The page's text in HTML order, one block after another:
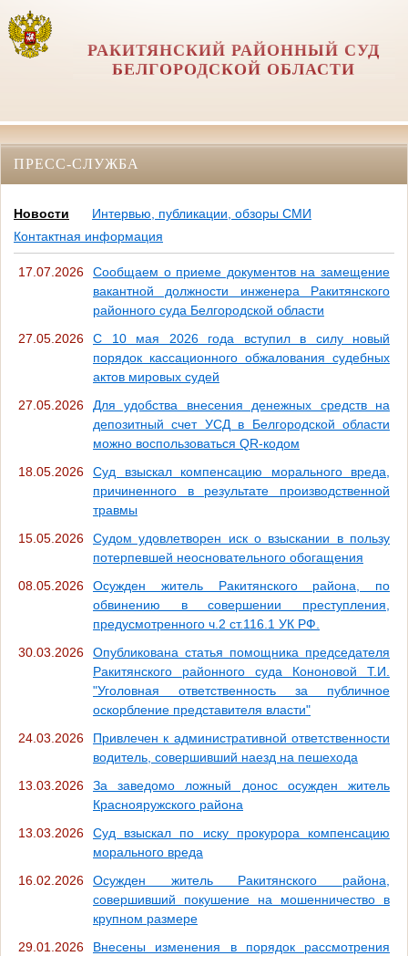
РАКИТЯНСКИЙ РАЙОННЫЙ СУД
БЕЛГОРОДСКОЙ ОБЛАСТИ
ПРЕСС-СЛУЖБА
Новости
Интервью, публикации, обзоры СМИ
Контактная информация
17.07.2026
Сообщаем о приеме документов на замещение
вакантной должности инженера Ракитянского
районного суда Белгородской области
27.05.2026
С 10 мая 2026 года вступил в силу новый
порядок кассационного обжалования судебных
актов мировых судей
27.05.2026
Для удобства внесения денежных средств на
депозитный счет УСД в Белгородской области
можно воспользоваться QR-кодом
18.05.2026
Суд взыскал компенсацию морального вреда,
причиненного в результате производственной
травмы
15.05.2026
Судом удовлетворен иск о взыскании в пользу
потерпевшей неосновательного обогащения
08.05.2026
Осужден житель Ракитянского района, по
обвинению в совершении преступления,
предусмотренного ч.2 ст.116.1 УК РФ.
30.03.2026
Опубликована статья помощника председателя
Ракитянского районного суда Кононовой Т.И.
"Уголовная ответственность за публичное
оскорбление представителя власти"
24.03.2026
Привлечен к административной ответственности
водитель, совершивший наезд на пешехода
13.03.2026
За заведомо ложный донос осужден житель
Краснояружского района
13.03.2026
Суд взыскал по иску прокурора компенсацию
морального вреда
16.02.2026
Осужден житель Ракитянского района,
совершивший покушение на мошенничество в
крупном размере
29.01.2026
Внесены изменения в порядок рассмотрения